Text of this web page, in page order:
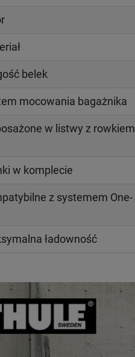
belek
mocowania bagażnika
w listwy z rowkiem
w komplecie
z systemem One-
ładowność